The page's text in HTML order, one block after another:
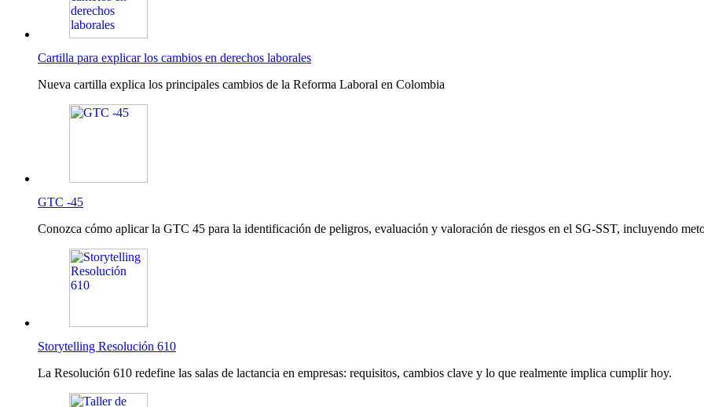
Cartilla para explicar los cambios en derechos laborales
Nueva cartilla explica los principales cambios de la Reforma Laboral en Colombia
GTC -45
Conozca cómo aplicar la GTC 45 para la identificación de peligros, evaluación y valoración de riesgos en el SG-SST, incluyendo
Storytelling Resolución 610
La Resolución 610 redefine las salas de lactancia en empresas: requisitos, cambios clave y lo que realmente implica cumplir hoy.